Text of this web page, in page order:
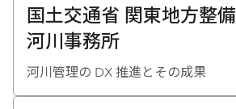
国土交通省 関東地方整
河川事務所
河川管理の DX 推進とその成果